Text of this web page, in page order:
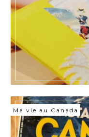
Ma vie au Canada